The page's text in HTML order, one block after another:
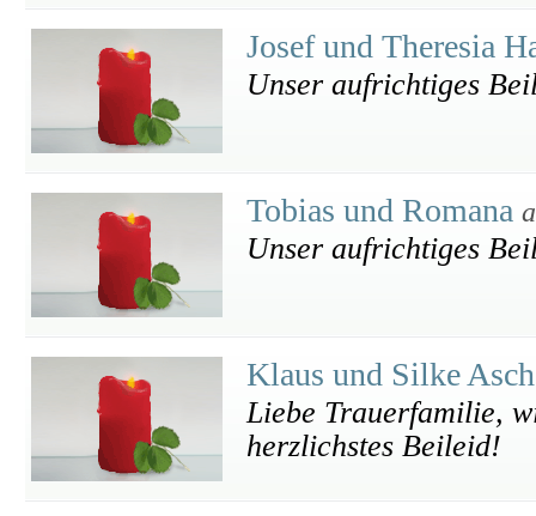
Josef und Theresia
Unser aufrichtiges
Tobias und Romana
Unser aufrichtiges
Klaus und Silke
Liebe Trauerfamilie,
herzlichstes Beileid!